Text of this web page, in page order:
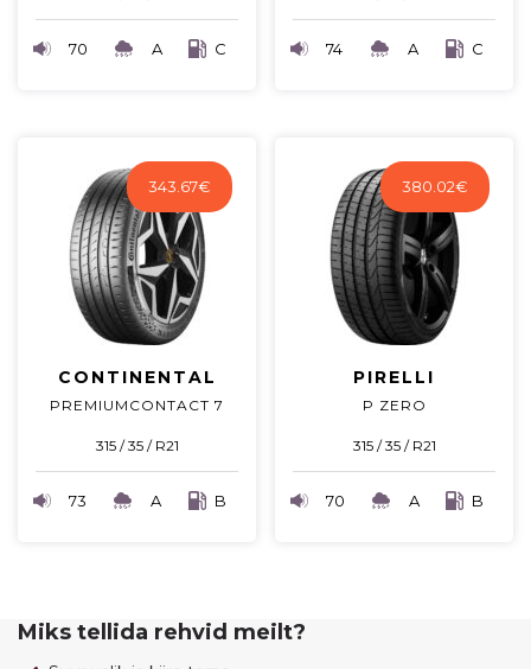
70 A C 74 A C
343.67€
CONTINENTAL
PREMIUMCONTACT 7
315 / 35 / R21
73 A B
380.02€
PIRELLI
P ZERO
315 / 35 / R21
70 A B
Miks tellida rehvid meilt?